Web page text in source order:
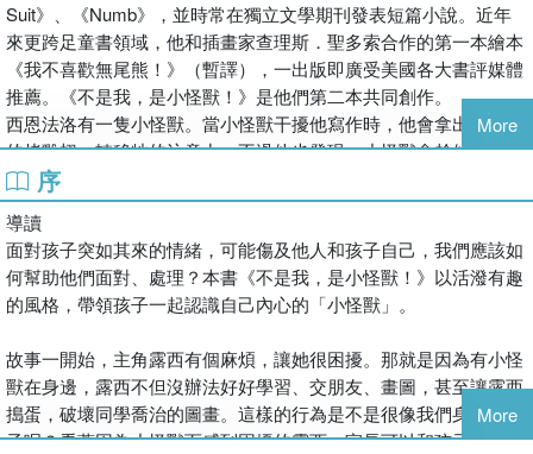
本書特色：
★榮獲美國《出版人週刊》、《科克斯書評》星級推薦，學校、圖
書館和家庭一定要收藏！
★除了露西的小怪獸外，還有別隻小怪獸，他們的主人是誰？他們
有什麼不同的特色？翻一翻，找一找，和孩子聊情緒也可以變得好
★調皮搗蛋、愛搞破壞……這些情緒行為好困擾，該怎麼辦？本書
幫助家長引導孩子了解情緒，學習處理情緒問題。
Suit》、《Numb》，並時常在獨立文學期刊發表短篇小說。近年
來更跨足童書領域，他和插畫家查理斯．聖多索合作的第一本繪本
《我不喜歡無尾熊！》（暫譯），一出版即廣受美國各大書評媒體
推薦。《不是我，是小怪獸！》是他們第二本共同創作。
西恩法洛有一隻小怪獸。當小怪獸干擾他寫作時，他會拿出香噴噴
的烤雞翅，轉移牠的注意力。不過他也發現，小怪獸會趁他不在
時，偷偷在他的電腦上亂打字：「打嗝豬吃鬆餅紫色松鼠開大
車」。
他現在與家人、小怪獸住在紐約市布魯克林。
聖多索（Charles Santoso）
師。他喜歡在日記上畫畫，寫著好笑、天馬行空的故事，創作的靈
感來自生活觀察和童年回憶。他曾和Nike、可口可樂、紀伊國屋書
店合作插畫設計。目前已出版的繪本有《不是我，是小怪獸！》、
More
序
導讀
面對孩子突如其來的情緒，可能傷及他人和孩子自己，我們應該如
何幫助他們面對、處理？本書《不是我，是小怪獸！》以活潑有趣
的風格，帶領孩子一起認識自己內心的「小怪獸」。
故事一開始，主角露西有個麻煩，讓她很困擾。那就是因為有小怪
獸在身邊，露西不但沒辦法好好學習、交朋友、畫圖，甚至讓露西
搗蛋，破壞同學喬治的圖畫。這樣的行為是不是很像我們身邊的孩
子呢？看著因為小怪獸而感到困擾的露西，家長可以和孩子一同探
More